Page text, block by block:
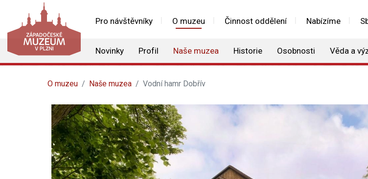
Pro návštěvníky O muzeu Činnost oddělení Nabízíme
Novinky Profil Naše muzea Historie Osobnosti Věda a
O muzeu Naše muzea Vodní hamr Dobřív